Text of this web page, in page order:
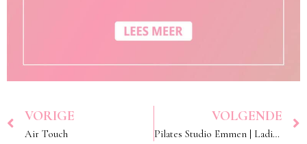
VORIGE
Air Touch
VOLGENDE
Pilates Studio Emmen | Ladies Only Reformer Pilates